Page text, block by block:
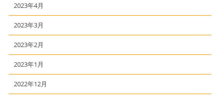
2023年4月
2023年3月
2023年2月
2023年1月
2022年12月